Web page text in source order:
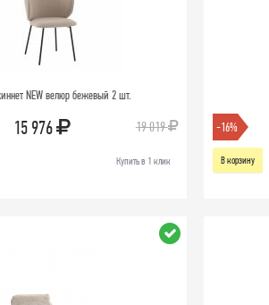
NEW велюр бежевый 2 шт.
15 976 19 019
Купить в 1 клик
-16%
В корзину